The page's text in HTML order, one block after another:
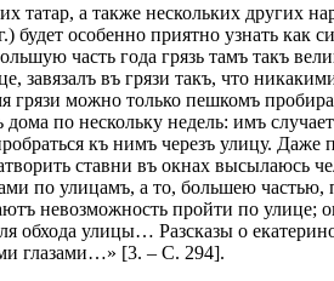
а также нескольких других
особенно приятно узнать как
часть года грязь тамъ такъ
завязалъ въ грязи такъ, что
можно только пешкомъ
по нескольку не­дель: имъ
къ нимъ черезъ улицу. Даже
ставни въ окнах высылаюсь
по улицамъ, а то, большею
невозможность пройти по улице;
обхода ули­цы… Разсказы о
глазами…» [3. – С. 294].